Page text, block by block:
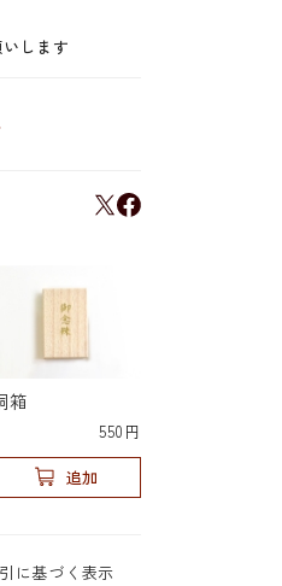
します
箱
550円
追加
に基づく表示